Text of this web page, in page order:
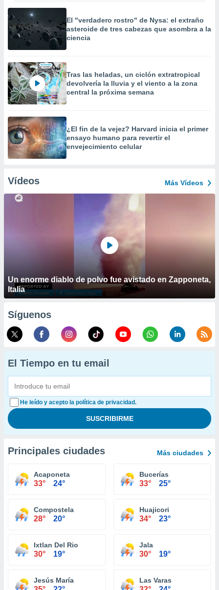
El "verdadero rostro" de Nysa: el extraño
asteroide de tres cabezas que asombra a la
ciencia
Tras las heladas, un ciclón extratropical
devolvería la lluvia y el viento a la zona
central la próxima semana
¿El fin de la vejez? Harvard inicia el primer
ensayo humano para revertir el
envejecimiento celular
Vídeos Más Vídeos
Un enorme diablo de polvo fue avistado en Zapponeta,
Italia
Síguenos
El Tiempo en tu email
He leído y acepto la política de privacidad.
Principales ciudades Más ciudades
Acaponeta
33° 24°
Bucerías
33° 25°
Compostela
28° 20°
Huajicori
34° 23°
Ixtlan Del Rio
30° 19°
Jala
30° 19°
Jesús María Las Varas